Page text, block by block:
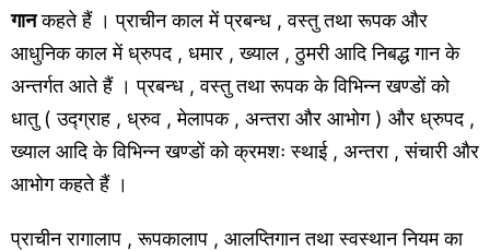
गानकहते हैं । प्राचीन काल में प्रबन्ध , वस्तु तथा रूपक और
आधुनिक काल में ध्रुपद , धमार , ख्याल , ठुमरी आदि निबद्ध गान के
अन्तर्गत आते हैं । प्रबन्ध , वस्तु तथा रूपक के विभिन्न खण्डों को
धातु ( उद्ग्राह , ध्रुव , मेलापक , अन्तरा और आभोग ) और ध्रुपद ,
ख्याल आदि के विभिन्न खण्डों को क्रमशः स्थाई , अन्तरा , संचारी और
आभोग कहते हैं ।
प्राचीन रागालाप , रूपकालाप , आलप्तिगान तथा स्वस्थान नियम का